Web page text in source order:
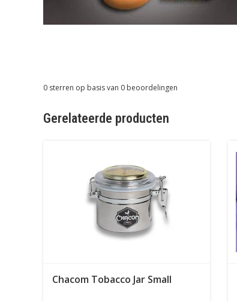
0 sterren op basis van 0 beoordelingen
Gerelateerde producten
Chacom Tobacco Jar Small